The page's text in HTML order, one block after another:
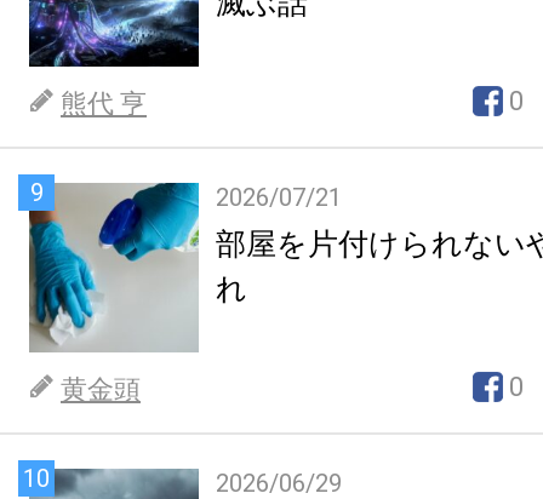
熊代 亨 0
9 2026/07/21
部屋を片付けられない
れ
黄金頭 0
10 2026/06/29